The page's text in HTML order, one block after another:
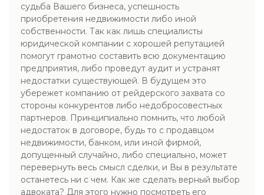
судьба Вашего бизнеса, успешность
приобретения недвижимости либо иной
собственности. Так как лишь специалисты
юридической компании с хорошей репутацией
помогут грамотно составить всю документацию
предприятия, либо проведут аудит и устранят
недостатки существующей. В будущем это
убережет компанию от рейдерского захвата со
стороны конкурентов либо недобросовестных
партнеров. Принципиально помнить, что любой
недостаток в договоре, будь то с продавцом
недвижимости, банком, или иной фирмой,
допущенный случайно, либо специально, может
перевернуть весь смысл сделки, и Вы в результате
останетесь ни с чем. Как же сделать верный выбор
адвоката? Для этого нужно посмотреть его